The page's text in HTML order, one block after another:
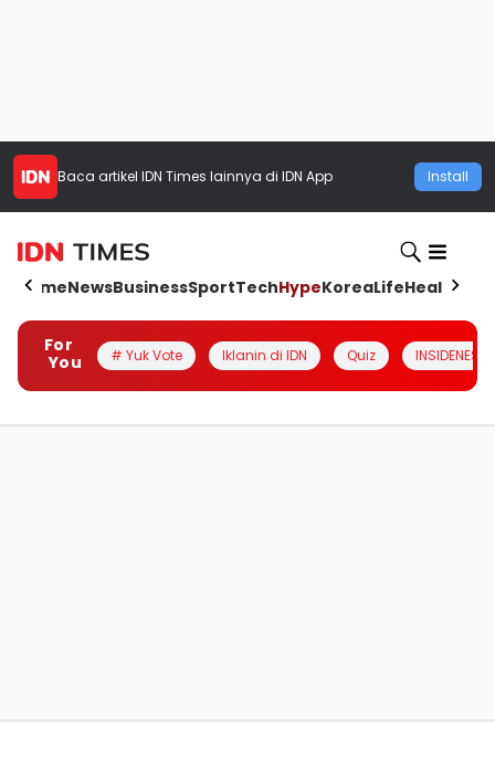
Baca artikel IDN Times lainnya di IDN App Install
HomeNewsBusinessSportTechHypeKoreaLifeHealth
For
You
# Yuk Vote Iklanin di IDN Quiz INSIDENESIA